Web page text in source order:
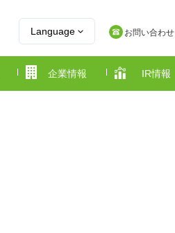
Language お問い合わせ
企業情報 IR情報